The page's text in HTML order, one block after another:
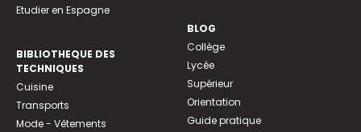
Etudier en Espagne
BIBLIOTHEQUE DES
TECHNIQUES
Cuisine
Transports
Mode - Vêtements
BLOG
Collège
Lycée
Supérieur
Orientation
Guide pratique